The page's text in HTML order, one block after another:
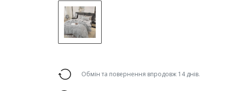
Обмін та повернення впродовж 14 днів.